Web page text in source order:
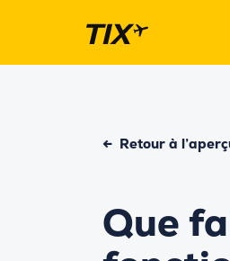
← Retour à
Que